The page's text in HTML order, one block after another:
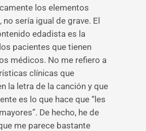
los elementos
sería igual de grave. El
edadista es la
pacientes que tienen
médicos. No me refiero a
clínicas que
la letra de la canción y que
es lo que hace que “les
De hecho, he de
me parece bastante